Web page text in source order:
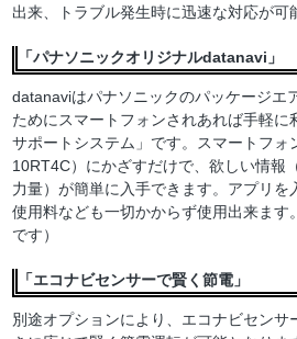
出来、トラブル発生時に迅速な対応が可
「パナソニックオリジナルdatanavi」
datanaviはパナソニックのパッケージエ
ためにスマートフォンされあれば手軽に
サポートシステム」です。スマートフォ
10RT4C）にかざすだけで、欲しい情報
力量）が簡単に入手できます。アプリを
使用料なども一切かからず使用出来ます
です）
「エコナビセンサーで賢く節電」
別途オプションにより、エコナビセンサ